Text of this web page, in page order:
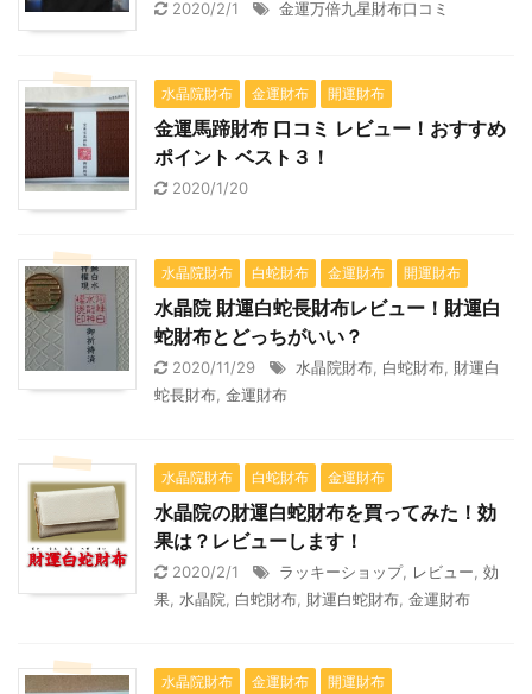
2020/2/1 金運万倍九星財布口コミ
水晶院財布 金運財布 開運財布
金運馬蹄財布 口コミ レビュー！おすすめ
ポイント ベスト３！
2020/1/20
水晶院財布 白蛇財布 金運財布 開運財布
水晶院 財運白蛇長財布レビュー！財運白
蛇財布とどっちがいい？
2020/11/29 水晶院財布, 白蛇財布, 財運白
蛇長財布, 金運財布
水晶院財布 白蛇財布 金運財布
水晶院の財運白蛇財布を買ってみた！効
果は？レビューします！
2020/2/1 ラッキーショップ, レビュー, 効
果, 水晶院, 白蛇財布, 財運白蛇財布, 金運財布
水晶院財布 金運財布 開運財布